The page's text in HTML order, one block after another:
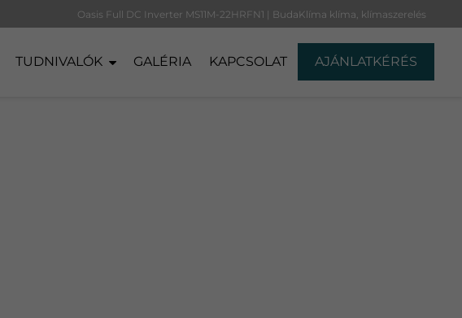
Oasis Full DC Inverter MS11M-22HRFN1 | BudaKlíma klíma, klímaszerelés
TUDNIVALÓK GALÉRIA KAPCSOLAT AJÁNLATKÉRÉS